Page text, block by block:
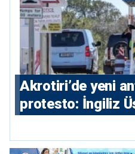
⁠Akrotiri’de yeni
protesto: İngiliz